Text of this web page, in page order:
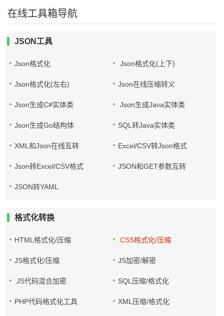
在线工具箱导航
JSON工具
Json格式化 Json格式化(上下)
Json格式化(左右) Json在线压缩转义
Json生成C#实体类 Json生成Java实体类
Json生成Go结构体 SQL转Java实体类
XML和Json在线互转 Excel/CSV转Json格式
Json转Excel/CSV格式 JSON和GET参数互转
JSON转YAML
格式化转换
HTML格式化/压缩 CSS格式化/压缩
JS格式化/压缩 JS加密/解密
JS代码混合加密 SQL压缩/格式化
PHP代码格式化工具 XML压缩/格式化